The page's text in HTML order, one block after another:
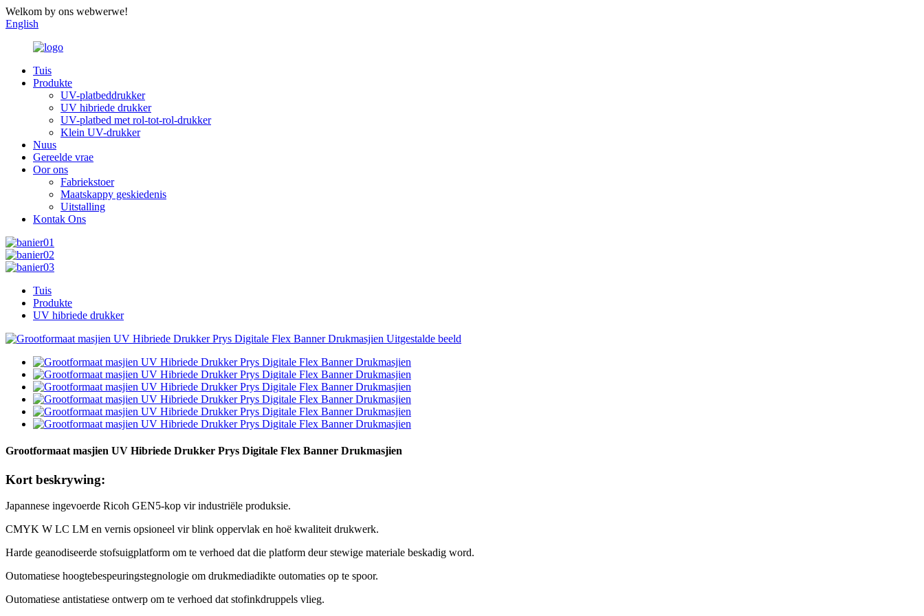
Welkom by ons webwerwe!
English
Tuis
Produkte
UV-platbeddrukker
UV hibriede drukker
UV-platbed met rol-tot-rol-drukker
Klein UV-drukker
Nuus
Gereelde vrae
Oor ons
Fabriekstoer
Maatskappy geskiedenis
Uitstalling
Kontak Ons
Tuis
Produkte
UV hibriede drukker
Grootformaat masjien UV Hibriede Drukker Prys Digitale Flex Banner Drukmasjien
Kort beskrywing:
Japannese ingevoerde Ricoh GEN5-kop vir industriële produksie.
CMYK W LC LM en vernis opsioneel vir blink oppervlak en hoë kwaliteit drukwerk.
Harde geanodiseerde stofsuigplatform om te verhoed dat die platform deur stewige materiale beskadig word.
Outomatiese hoogtebespeuringstegnologie om drukmediadikte outomaties op te spoor.
Outomatiese antistatiese ontwerp om te verhoed dat stofinkdruppels vlieg.